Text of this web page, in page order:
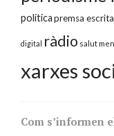
políticapremsa escrita
digital ràdio salut
xarxes
Com s’informen